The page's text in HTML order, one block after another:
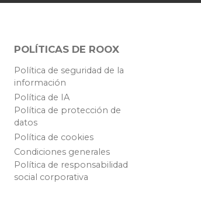
POLÍTICAS DE ROOX
Política de seguridad de la
información
Política de IA
Política de protección de
datos
Política de cookies
Condiciones generales
Política de responsabilidad
social corporativa